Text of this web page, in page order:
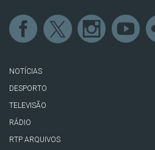
NOTÍCIAS
DESPORTO
TELEVISÃO
RÁDIO
RTP ARQUIVOS